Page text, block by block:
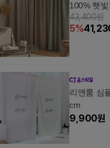
100% 햇
43,400원
5%
리앤룸 심
cm
9,900원